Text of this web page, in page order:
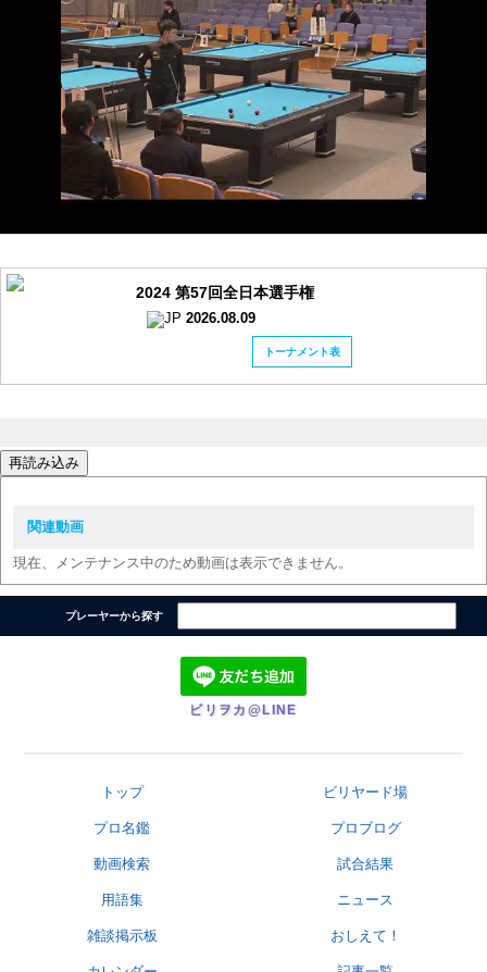
2024 第57回全日本選手権
2026.08.09
トーナメント表
再読み込み
関連動画
現在、メンテナンス中のため動画は表示できません。
プレーヤーから探す
ビリヲカ@LINE
トップ ビリヤード場
プロ名鑑 プロブログ
動画検索 試合結果
用語集 ニュース
雑談掲示板 おしえて！